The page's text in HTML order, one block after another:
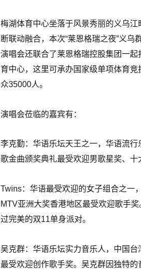
梅湖体育中心坐落于风景秀丽的义乌
断联动融合，本次“莱恩格瑞之夜”义
演唱会还联合了莱恩格瑞控股集团一
育中心，这里可承办国家级单项体育
众35000人。
演唱会莅临的嘉宾有：
李克勤：华语乐坛天王之一，华语流
歌金曲颁奖典礼最受欢迎男歌星奖、十
Twins：华语最受欢迎的女子组合之一
MTV亚洲大奖香港地区最受欢迎歌手
过完美的双11单身派对。
吴克群：华语乐坛实力音乐人，中国台
最受欢迎创作歌手奖。吴克群因独特